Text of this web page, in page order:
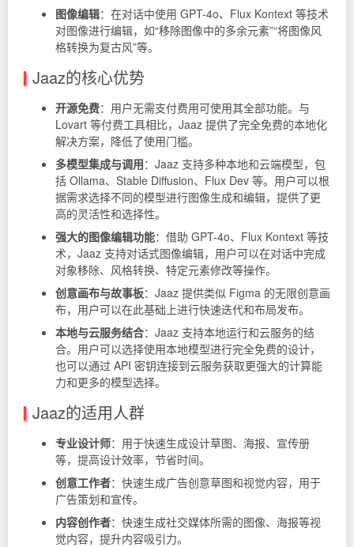
图像编辑：在对话中使用 GPT-4o、Flux Kontext 等技术
对图像进行编辑，如“移除图像中的多余元素”“将图像风
格转换为复古风”等。
Jaaz的核心优势
开源免费：用户无需支付费用可使用其全部功能。与
Lovart 等付费工具相比，Jaaz 提供了完全免费的本地化
解决方案，降低了使用门槛。
多模型集成与调用：Jaaz 支持多种本地和云端模型，包
括 Ollama、Stable Diffusion、Flux Dev 等。用户可以根
据需求选择不同的模型进行图像生成和编辑，提供了更
高的灵活性和选择性。
强大的图像编辑功能：借助 GPT-4o、Flux Kontext 等技
术，Jaaz 支持对话式图像编辑，用户可以在对话中完成
对象移除、风格转换、特定元素修改等操作。
创意画布与故事板：Jaaz 提供类似 Figma 的无限创意画
布，用户可以在此基础上进行快速迭代和布局发布。
本地与云服务结合：Jaaz 支持本地运行和云服务的结
合。用户可以选择使用本地模型进行完全免费的设计，
也可以通过 API 密钥连接到云服务获取更强大的计算能
力和更多的模型选择。
Jaaz的适用人群
专业设计师：用于快速生成设计草图、海报、宣传册
等，提高设计效率，节省时间。
创意工作者：快速生成广告创意草图和视觉内容，用于
广告策划和宣传。
内容创作者：快速生成社交媒体所需的图像、海报等视
觉内容，提升内容吸引力。